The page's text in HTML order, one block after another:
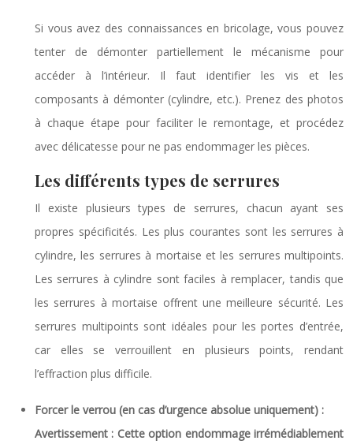
Si vous avez des connaissances en bricolage, vous pouvez
tenter de démonter partiellement le mécanisme pour
accéder à l’intérieur. Il faut identifier les vis et les
composants à démonter (cylindre, etc.). Prenez des photos
à chaque étape pour faciliter le remontage, et procédez
avec délicatesse pour ne pas endommager les pièces.
Les différents types de serrures
Il existe plusieurs types de serrures, chacun ayant ses
propres spécificités. Les plus courantes sont les serrures à
cylindre, les serrures à mortaise et les serrures multipoints.
Les serrures à cylindre sont faciles à remplacer, tandis que
les serrures à mortaise offrent une meilleure sécurité. Les
serrures multipoints sont idéales pour les portes d’entrée,
car elles se verrouillent en plusieurs points, rendant
l’effraction plus difficile.
Forcer le verrou (en cas d’urgence absolue uniquement) :
Avertissement : Cette option endommage irrémédiablement